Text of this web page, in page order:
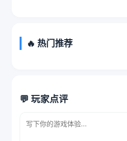
🔥 热门推荐
💬 玩家点评